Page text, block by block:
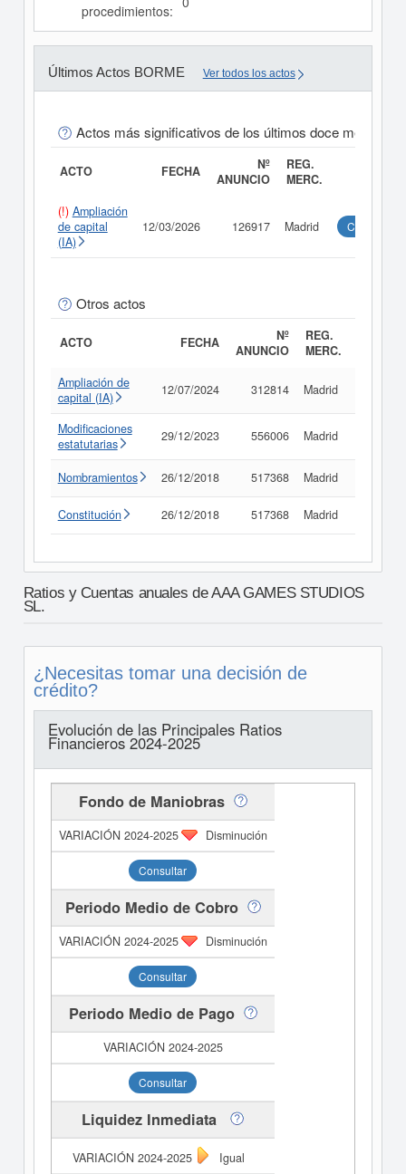
procedimientos:
Últimos Actos BORME Ver todos los actos
Actos más significativos de los últimos doce meses
ACTO FECHA
Nº
ANUNCIO
REG.
MERC.
(!) Ampliación
de capital
(IA)
12/03/2026 126917 Madrid Consultar
Otros actos
ACTO FECHA
Nº
ANUNCIO
REG.
MERC.
Ampliación de
capital (IA)
12/07/2024 312814 Madrid
Modificaciones
estatutarias
29/12/2023 556006 Madrid
Nombramientos 26/12/2018 517368 Madrid
Constitución 26/12/2018 517368 Madrid
Ratios y Cuentas anuales de AAA GAMES STUDIOS
SL.
¿Necesitas tomar una decisión de
crédito?
Evolución de las Principales Ratios
Financieros 2024-2025
Fondo de Maniobras
Disminución
Consultar
Periodo Medio de Cobro
Disminución
Consultar
Periodo Medio de Pago
Consultar
Liquidez Inmediata
Igual